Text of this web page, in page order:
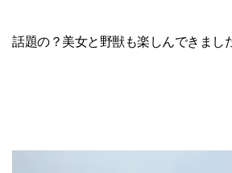
話題の？美女と野獣も楽しんできまし